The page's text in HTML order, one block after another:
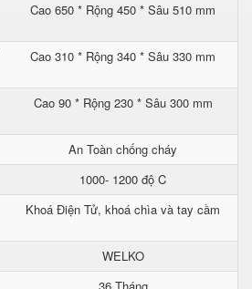
Cao 650 * Rộng 450 * Sâu 510 mm
Cao 310 * Rộng 340 * Sâu 330 mm
Cao 90 * Rộng 230 * Sâu 300 mm
An Toàn chống cháy
1000- 1200 độ C
Khoá Điện Tử, khoá chìa và tay cầm
WELKO